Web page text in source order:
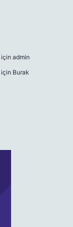
için admin
için Burak